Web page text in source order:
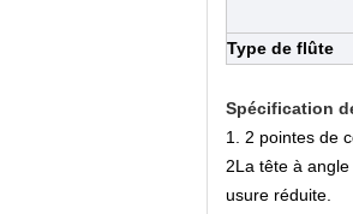
Type de flûte
Spécification
1. 2 pointes de
2La tête à
usure réduite.